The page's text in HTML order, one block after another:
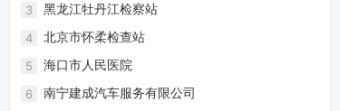
3 黑龙江牡丹江检察站
4 北京市怀柔检查站
5 海口市人民医院
6 南宁建成汽车服务有限公司